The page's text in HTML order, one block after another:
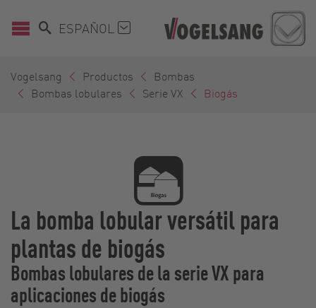
ESPAÑOL
Vogelsang Productos
Bombas
Bombas lobulares
Serie VX Biogás
La bomba lobular versátil para
plantas de biogás
Bombas lobulares de la serie VX para
aplicaciones de biogás